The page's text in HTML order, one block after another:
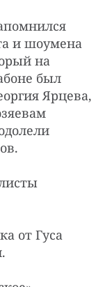
и шоумена
на
был
Ярцева,
от Гуса